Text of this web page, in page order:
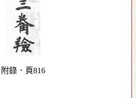
附錄．頁816